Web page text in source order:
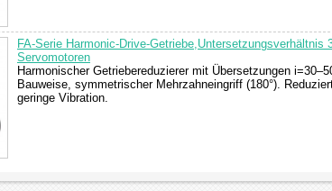
FA-Serie Harmonic-Drive-Getriebe,Untersetzungsverhältnis
Servomotoren
Harmonischer Getriebereduzierer mit Übersetzungen
Bauweise, symmetrischer Mehrzahneingriff (180°).
geringe Vibration.